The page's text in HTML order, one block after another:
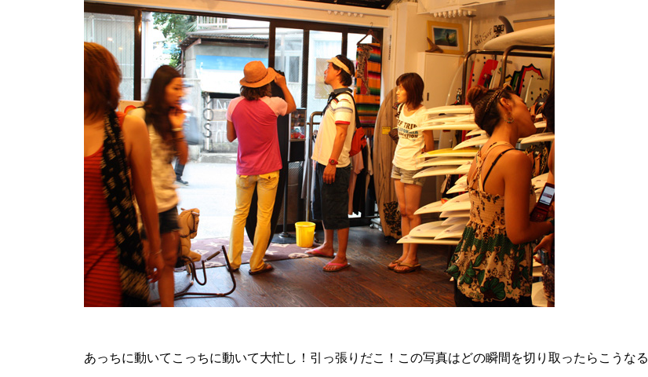
あっちに動いてこっちに動いて大忙し！引っ張りだこ！この写真はどの瞬間を切り取ったらこうなる